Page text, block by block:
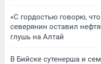
«С гордостью говорю,
северянин оставил
глушь на Алтай
В Бийске сутенерша и